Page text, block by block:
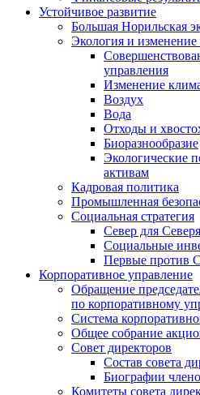
Устойчивое развитие
Большая Норильская
Экология и изменение
управления
Изменение
Воздух
Вода
Отходы и
Биоразнообразие
Экологические
активам
Кадровая политика
Промышленная
Социальная стратегия
Север для
Социальные
Первые против
Корпоративное управление
Обращение
по корпоративному
Система
Общее собрание
Совет директоров
Состав совета
Биографии
Комитеты совета